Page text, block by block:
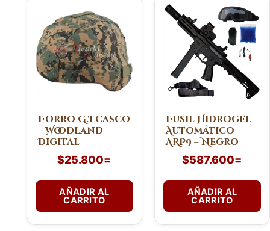
Forro G.I casco
– Woodland
Digital
$25.800=
AÑADIR AL
CARRITO
Fusil Hidrogel
Automático
ARP9 – Negro
$587.600=
AÑADIR AL
CARRITO